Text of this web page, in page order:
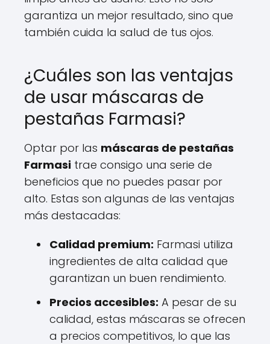
garantiza un mejor resultado, sino que
también cuida la salud de tus ojos.
¿Cuáles son las ventajas
de usar máscaras de
pestañas Farmasi?
Optar por las máscaras de pestañas
Farmasi trae consigo una serie de
beneficios que no puedes pasar por
alto. Estas son algunas de las ventajas
más destacadas:
Calidad premium: Farmasi utiliza
ingredientes de alta calidad que
garantizan un buen rendimiento.
Precios accesibles: A pesar de su
calidad, estas máscaras se ofrecen
a precios competitivos, lo que las